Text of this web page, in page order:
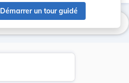
Démarrer un tour guidé